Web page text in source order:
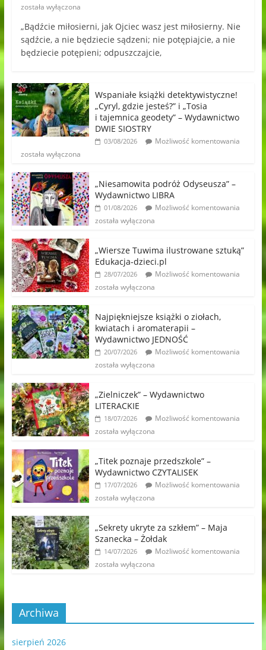
została wyłączona
„Bądźcie miłosierni, jak Ojciec wasz jest miłosierny. Nie
sądźcie, a nie będziecie sądzeni; nie potępiajcie, a nie
będziecie potępieni; odpuszczajcie,
Wspaniałe książki detektywistyczne!
„Cyryl, gdzie jesteś?” i „Tosia
i tajemnica geodety” – Wydawnictwo
DWIE SIOSTRY
03/08/2026
Możliwość komentowania
została wyłączona
„Niesamowita podróż Odyseusza” –
Wydawnictwo LIBRA
01/08/2026
Możliwość komentowania
została wyłączona
„Wiersze Tuwima ilustrowane sztuką”
Edukacja-dzieci.pl
28/07/2026
Możliwość komentowania
została wyłączona
Najpiękniejsze książki o ziołach,
kwiatach i aromaterapii –
Wydawnictwo JEDNOŚĆ
20/07/2026
Możliwość komentowania
została wyłączona
„Zielniczek” – Wydawnictwo
LITERACKIE
18/07/2026
Możliwość komentowania
została wyłączona
„Titek poznaje przedszkole” –
Wydawnictwo CZYTALISEK
17/07/2026
Możliwość komentowania
została wyłączona
„Sekrety ukryte za szkłem” – Maja
Szanecka – Żołdak
14/07/2026
Możliwość komentowania
została wyłączona
Archiwa
sierpień 2026